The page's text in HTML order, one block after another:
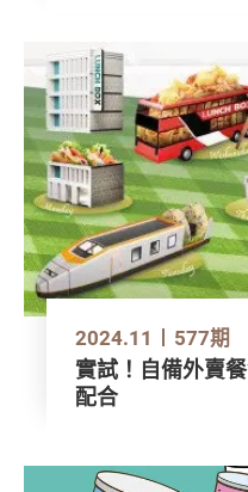
2024.11 577期
實試！自備外賣
配合